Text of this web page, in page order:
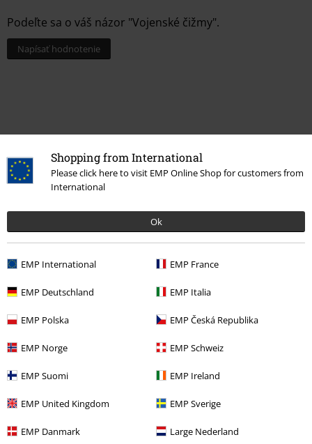
Shopping from International
Please click here to visit EMP Online Shop for customers from
International
Ok
EMP International EMP France
EMP Deutschland EMP Italia
EMP Polska EMP Česká Republika
EMP Norge EMP Schweiz
EMP Suomi EMP Ireland
EMP United Kingdom EMP Sverige
EMP Danmark Large Nederland
Podeľte sa o váš názor "Vojenské čižmy".
Napísať hodnotenie
€ 75,99
More categories. More options.